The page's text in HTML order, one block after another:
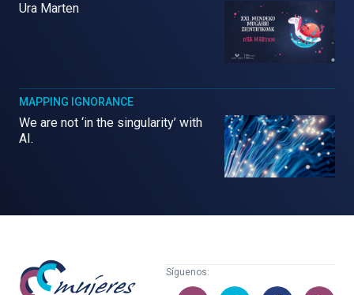
Ura Marten
MAPPING IGNORANCE
We are not ‘in the singularity’ with
AI.
Mujeres
con
Síguenos: